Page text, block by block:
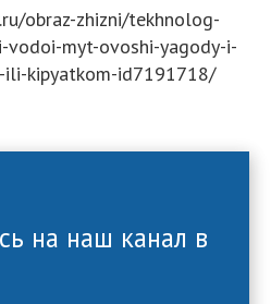
obraz-zhizni/tekhnolog-
vodoi-myt-ovoshi-yagody-i-
kipyatkom-id7191718/
на наш канал в